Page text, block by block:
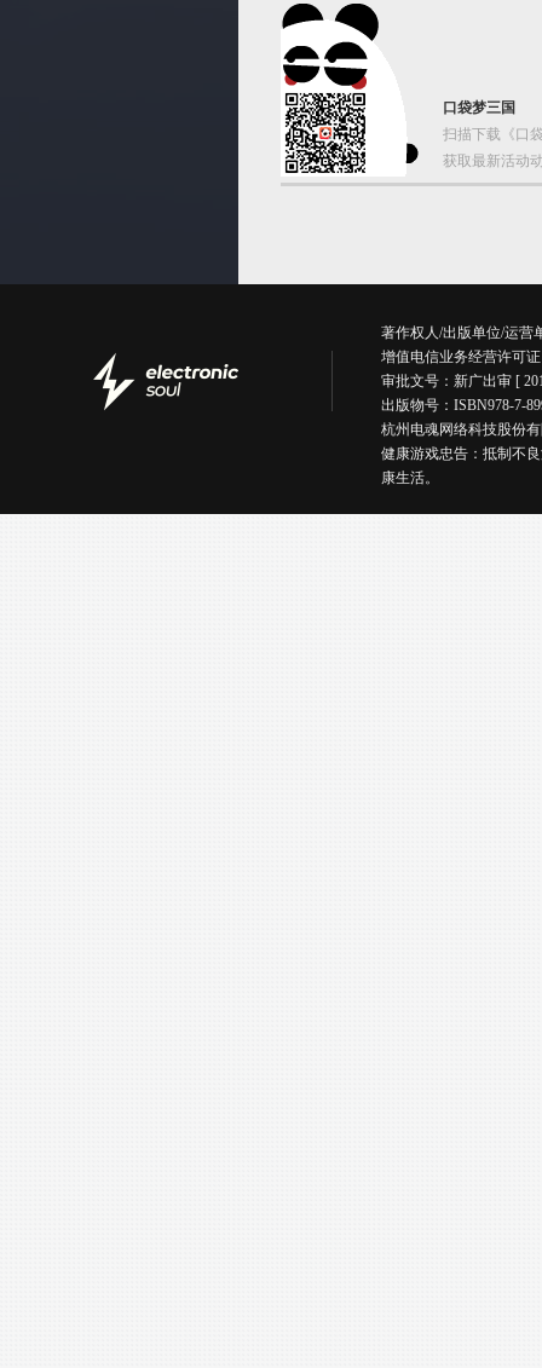
口袋梦三国
扫描下载《口
获取最新活动
著作权人/出版单位/运营
增值电信业务经营许可
审批文号：新广出审 [
出版物号：ISBN978-7-
杭州电魂网络科技股份有
健康游戏忠告：抵制不
康生活。